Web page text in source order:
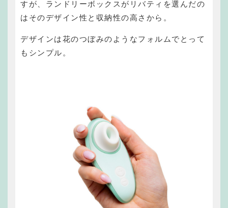
すが、ランドリーボックスがリバティを選んだの
はそのデザイン性と収納性の高さから。
デザインは花のつぼみのようなフォルムでとって
もシンプル。